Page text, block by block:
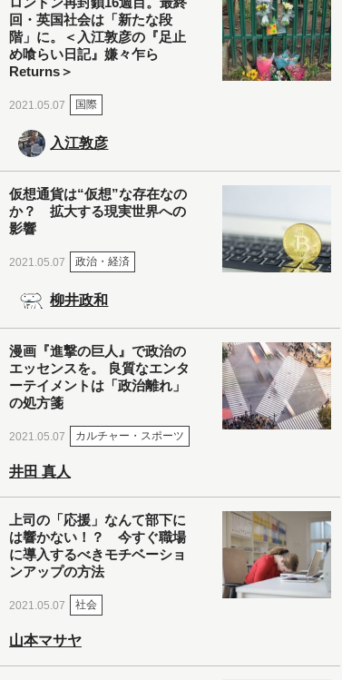
回・英国社会は「新たな段
階」に。＜入江敦彦の『足止
め喰らい日記』嫌々乍ら
Returns＞
2021.05.07 国際
入江敦彦
仮想通貨は“仮想”な存在なの
か？ 拡大する現実世界への
影響
2021.05.07 政治・経済
柳井政和
漫画『進撃の巨人』で政治の
エッセンスを。 良質なエンタ
ーテイメントは「政治離れ」
の処方箋
2021.05.07 カルチャー・スポーツ
井田 真人
上司の「応援」なんて部下に
は響かない！？ 今すぐ職場
に導入するべきモチベーショ
ンアップの方法
2021.05.07 社会
山本マサヤ